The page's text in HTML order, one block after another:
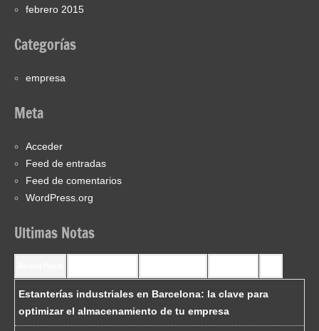
febrero 2015
Categorías
empresa
Meta
Acceder
Feed de entradas
Feed de comentarios
WordPress.org
Ultimas Notas
Estanterías industriales en Barcelona: la clave para
optimizar el almacenamiento de tu empresa